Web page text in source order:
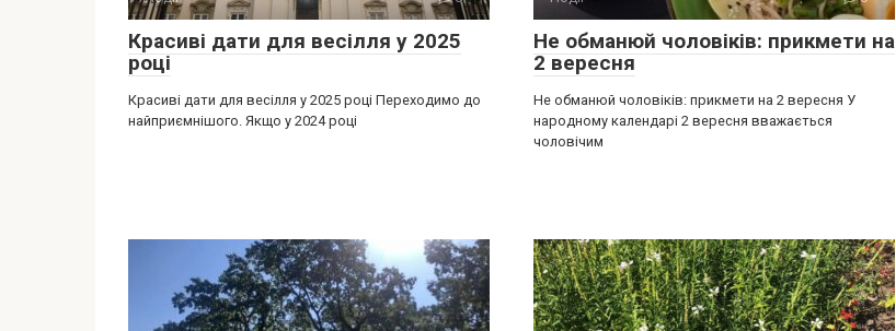
Красиві дати для весілля у 2025
році
Красиві дати для весілля у 2025 році Переходимо до
найприємнішого. Якщо у 2024 році
Не обманюй чоловіків: прикмети на
2 вересня
Не обманюй чоловіків: прикмети на 2 вересня У
народному календарі 2 вересня вважається
чоловічим